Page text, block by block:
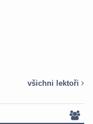
všichni lektoři